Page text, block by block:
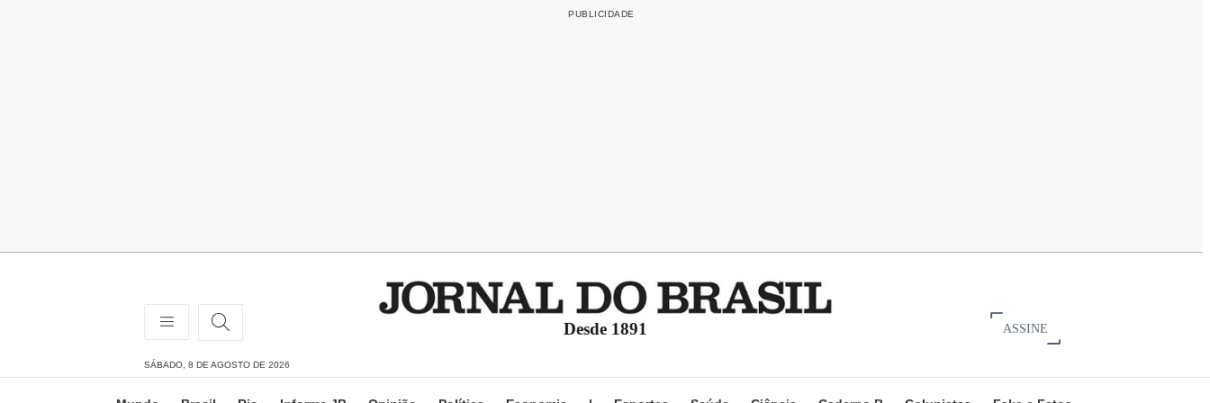
Desde 1891 ASSINE
SÁBADO, 8 DE AGOSTO DE 2026